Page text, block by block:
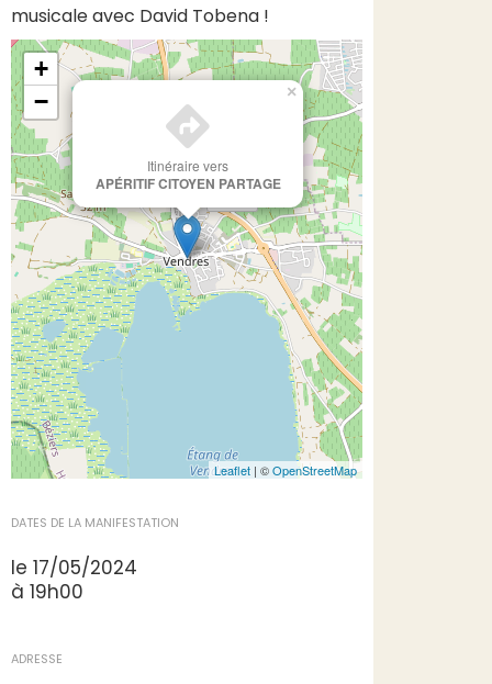
musicale avec David Tobena !
Itinéraire vers
APÉRITIF CITOYEN PARTAGE
×
+
−
Leaflet | ©OpenStreetMap
DATES DE LA MANIFESTATION
le 17/05/2024
à 19h00
ADRESSE